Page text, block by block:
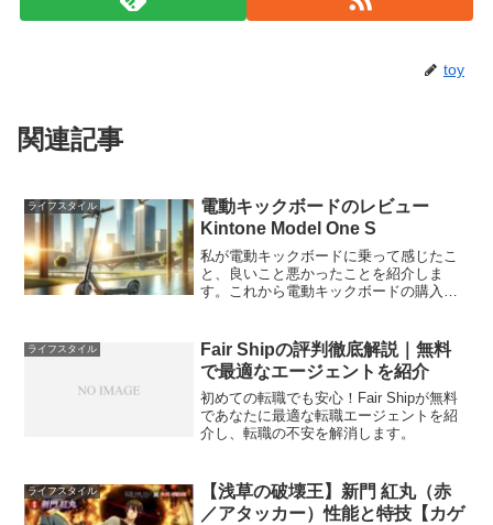
toy
関連記事
ライフスタイル
電動キックボードのレビュー
Kintone Model One S
私が電動キックボードに乗って感じたこ
と、良いこと悪かったことを紹介しま
す。これから電動キックボードの購入を
する電動キックボードとは「特定小型原
動機付自転車」に該当するも...
ライフスタイル
Fair Shipの評判徹底解説｜無料
で最適なエージェントを紹介
初めての転職でも安心！Fair Shipが無料
であなたに最適な転職エージェントを紹
介し、転職の不安を解消します。
ライフスタイル
【浅草の破壊王】新門 紅丸（赤
／アタッカー）性能と特技【カゲ